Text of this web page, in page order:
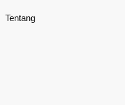
Tentang